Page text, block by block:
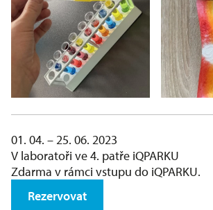
01. 04. – 25. 06. 2023
V laboratoři ve 4. patře iQPARKU
Zdarma v rámci vstupu do iQPARKU.
Rezervovat